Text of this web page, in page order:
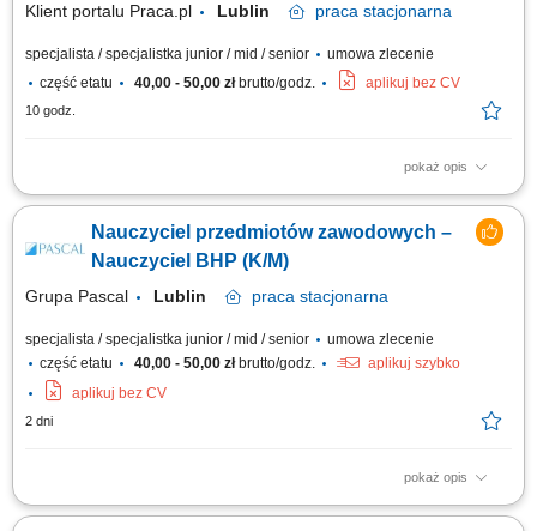
Klient portalu Praca.pl Lublin praca stacjonarna
specjalista / specjalistka junior / mid / senior
umowa zlecenie
część etatu
40,00 - 50,00 złbrutto/godz. aplikuj bez CV
10 godz.
pokaż opis
Pozytywne nastawienie, zaangażowanie w pracę z dorosłymi.
Nauczyciel przedmiotów zawodowych –
Nauczyciel BHP (K/M)
Grupa Pascal Lublin praca stacjonarna
specjalista / specjalistka junior / mid / senior
umowa zlecenie
część etatu
40,00 - 50,00 złbrutto/godz.
aplikuj szybko
aplikuj bez CV
2 dni
pokaż opis
Zadania: Prowadzenie zajęć teoretycznych i/lub praktycznych zgodnie z